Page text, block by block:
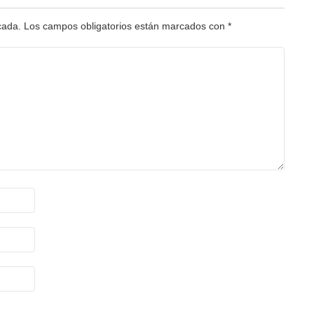
Los campos obligatorios están marcados con *